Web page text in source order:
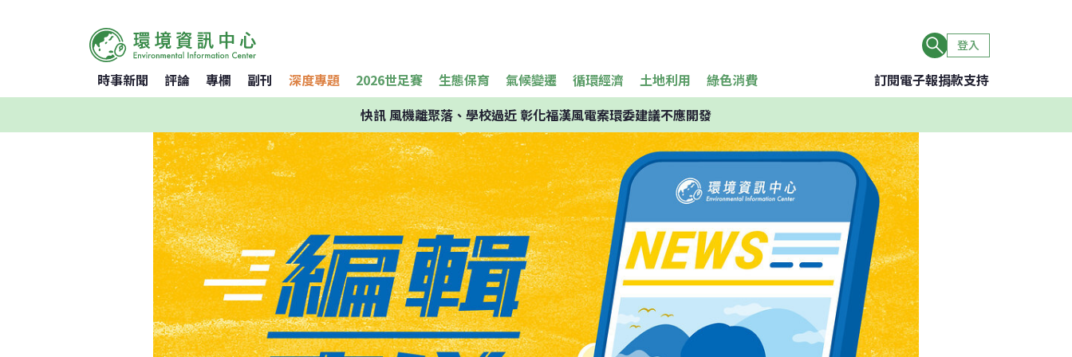
登入
時事新聞 評論 專欄 副刊 深度專題 2026世足賽 生態保育 氣候變遷 循環經濟 土地利用 綠色消費 訂閱電子報捐款支持
快訊風機離聚落、學校過近 彰化福漢風電案環委建議不應開發